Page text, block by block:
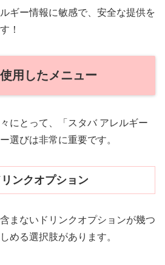
ギー情報に敏感で、安全な提供を
！
用したメニュー
にとって、「スタバ アレルギー
選びは非常に重要です。
ンクオプション
まないドリンクオプションが幾つ
める選択肢があります。